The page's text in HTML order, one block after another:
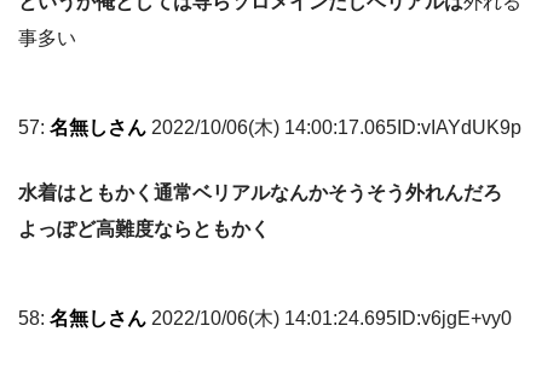
事多い
57: 名無しさん 2022/10/06(木) 14:00:17.065ID:vIAYdUK9p
水着はともかく通常ベリアルなんかそうそう外れんだろ
よっぽど高難度ならともかく
58: 名無しさん 2022/10/06(木) 14:01:24.695ID:v6jgE+vy0